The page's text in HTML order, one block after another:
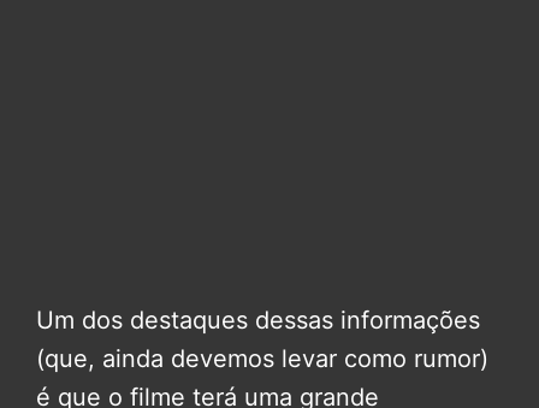
Um dos destaques dessas informações
(que, ainda devemos levar como rumor)
é que o filme terá uma grande